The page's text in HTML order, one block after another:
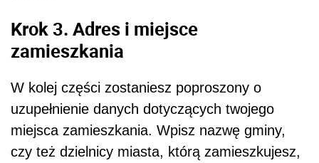
Krok 3. Adres i miejsce
zamieszkania
W kolej części zostaniesz poproszony o
uzupełnienie danych dotyczących twojego
miejsca zamieszkania. Wpisz nazwę gminy,
czy też dzielnicy miasta, którą zamieszkujesz,